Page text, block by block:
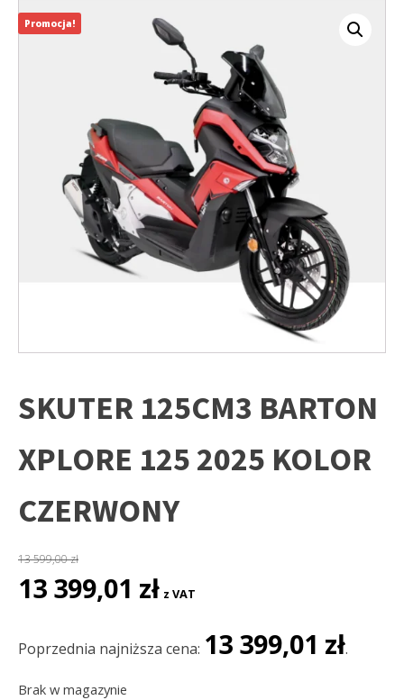
SKUTER 125CM3 BARTON
XPLORE 125 2025 KOLOR
CZERWONY
13 599,00zł
Pierwotna
cena
13
13 399,01 zł cena
13
z VAT
Poprzednia najniższa cena: 13 399,01 zł.
Brak w magazynie
Promocja!